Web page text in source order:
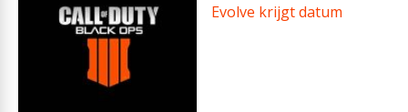
Evolve krijgt datum